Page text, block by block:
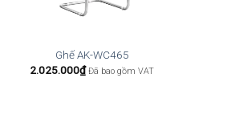
Ghế AK-WC465
2.025.000₫ Đã bao gồm VAT